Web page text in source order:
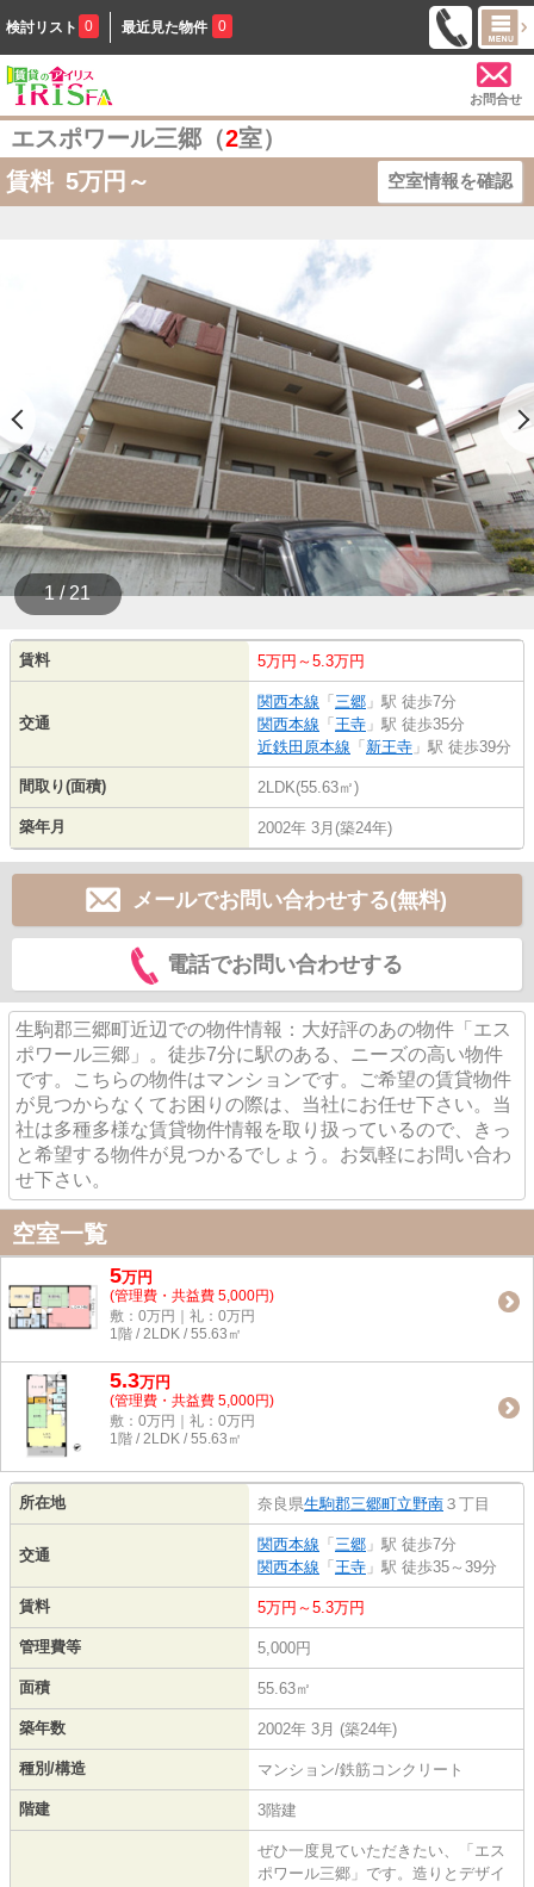
検討リスト 0 最近見た物件 0
お問合せ
エスポワール三郷（2室）
賃料 5万円～ 空室情報を確認
1 / 21
賃料 5万円～5.3万円
交通
関西本線 「 三郷 」駅 徒歩7分
関西本線 「 王寺 」駅 徒歩35分
近鉄田原本線 「 新王寺 」駅 徒歩39分
間取り(面積) 2LDK(55.63㎡)
築年月 2002年 3月(築24年)
メールでお問い合わせする(無料)
電話でお問い合わせする
生駒郡三郷町近辺での物件情報：大好評のあの物件「エス
ポワール三郷」。徒歩7分に駅のある、ニーズの高い物件
です。こちらの物件はマンションです。ご希望の賃貸物件
が見つからなくてお困りの際は、当社にお任せ下さい。当
社は多種多様な賃貸物件情報を取り扱っているので、きっ
と希望する物件が見つかるでしょう。お気軽にお問い合わ
せ下さい。
空室一覧
5万円
(管理費・共益費 5,000円)
敷：0万円｜礼：0万円
1階 / 2LDK / 55.63㎡
5.3万円
(管理費・共益費 5,000円)
敷：0万円｜礼：0万円
1階 / 2LDK / 55.63㎡
所在地 奈良県生駒郡三郷町立野南 ３丁目
交通
関西本線 「 三郷 」駅 徒歩7分
関西本線 「 王寺 」駅 徒歩35～39分
賃料 5万円～5.3万円
管理費等 5,000円
面積 55.63㎡
築年数 2002年 3月 (築24年)
種別/構造 マンション/鉄筋コンクリート
階建 3階建
ぜひ一度見ていただきたい、「エス
ポワール三郷」です。造りとデザイ